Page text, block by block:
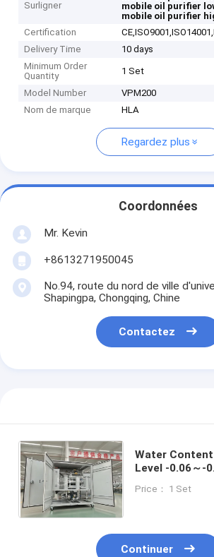
Surligner
mobile oil purifier
mobile oil purifier
Certification
Delivery Time
10 days
Minimum Order
Quantity
1 Set
Model Number
VPM200
Nom de marque
HLA
Regardez plus
Coordonnées
Mr. Kevin
+8613271950045
No.94, route du nord de ville
Shapingpa, Chongqing, Chine
Contactez
Water Content
Level -0.06～-
Design and
Price： 1 Set
Continuer